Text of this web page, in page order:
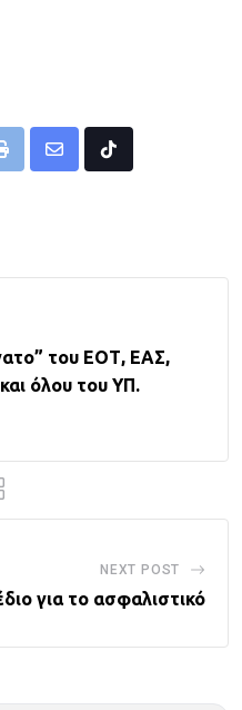
Share
Tiktok
του ΕΟΤ, ΕΑΣ,
όλου του ΥΠ.
NEXT POST
για το ασφαλιστικό